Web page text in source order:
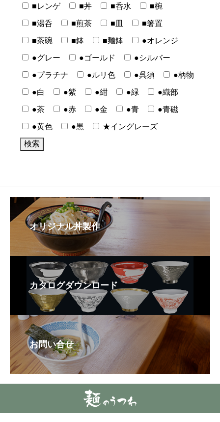
■レンゲ ■丼 ■呑水 ■椀
■湯呑 ■煎茶 ■皿 ■箸置
■茶碗 ■鉢 ■麺鉢 ●オレンジ
●グレー ●ゴールド ●シルバー
●プラチナ ●ルリ色 ●呉須 ●柄物
●白 ●紫 ●紺 ●緑 ●織部
●茶 ●赤 ●金 ●青 ●青磁
●黄色 ●黒 ★イングレーズ
オリジナル丼製作
カタログダウンロード
お問い合せ